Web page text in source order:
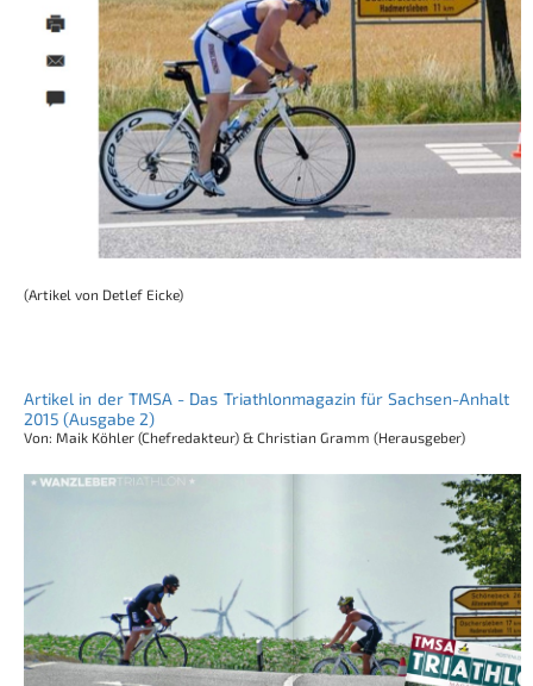
(Artikel von Detlef Eicke)
Artikel in der TMSA - Das Triathlonmagazin für Sachsen-Anhalt
2015 (Ausgabe 2)
Von: Maik Köhler (Chefredakteur) & Christian Gramm (Herausgeber)